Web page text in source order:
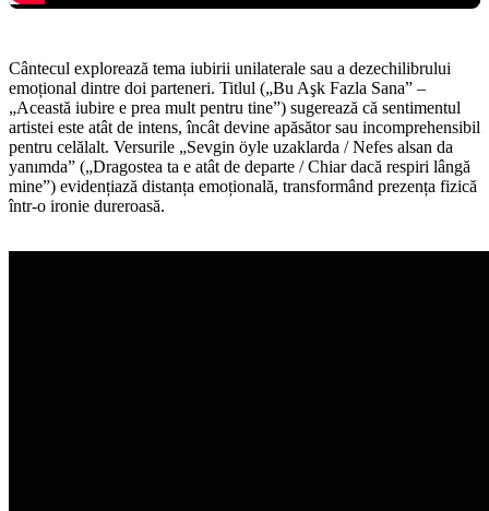
Cântecul explorează tema iubirii unilaterale sau a dezechilibrului
emoțional dintre doi parteneri. Titlul („Bu Aşk Fazla Sana” –
„Această iubire e prea mult pentru tine”) sugerează că sentimentul
artistei este atât de intens, încât devine apăsător sau incomprehensibil
pentru celălalt. Versurile „Sevgin öyle uzaklarda / Nefes alsan da
yanımda” („Dragostea ta e atât de departe / Chiar dacă respiri lângă
mine”) evidențiază distanța emoțională, transformând prezența fizică
într-o ironie dureroasă.